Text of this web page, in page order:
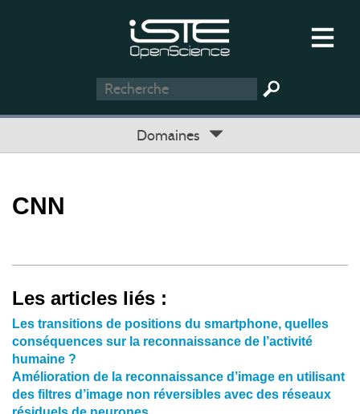
Domaines
CNN
Les articles liés :
Les transitions de positions du smartphone, quelles
conséquences sur la reconnaissance de l’activité
humaine ?
Amélioration de la reconnaissance d’image en utilisant
des filtres d’image non réversibles avec des réseaux